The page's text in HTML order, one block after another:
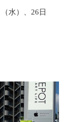
水）、26日